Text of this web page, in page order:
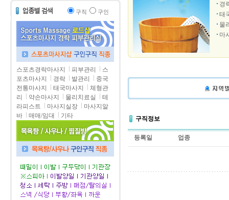
구직 구인
스포츠경락마사지 피부관리
스
포츠마사지
경락 발관리
중국
전통마사지
태국마사지
체형관
리
약손마사지 물리치료실
테
라피스트
마사지실장
마사지알
바
매매/임대 기타
경
태
물
마
구직정보
등록일 업종